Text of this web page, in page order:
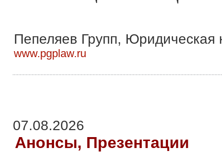
Пепеляев Групп, Юридическая
www.pgplaw.ru
07.08.2026
Анонсы, Презентации